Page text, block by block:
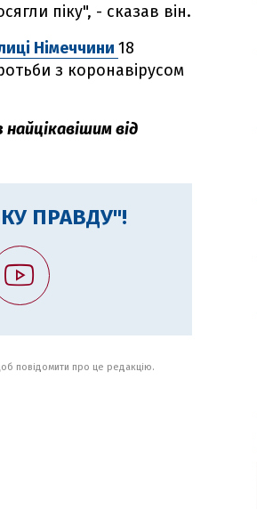
піку", - сказав він.
Німеччини 18
з коронавірусом
найцікавішим від
ПРАВДУ"!
повідомити про це редакцію.